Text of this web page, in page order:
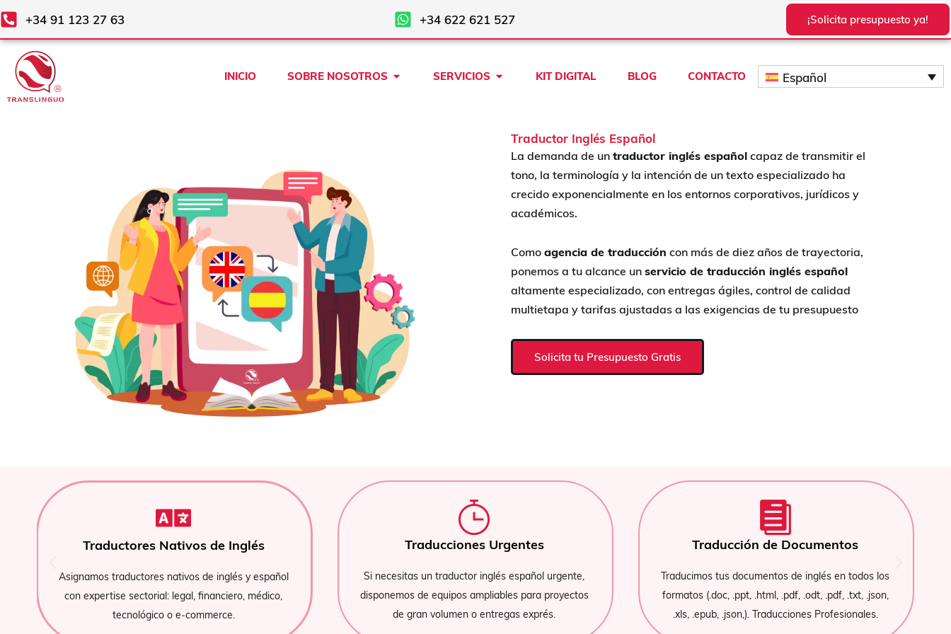
Ir
al
contenido
+34 91 123 27 63 +34 622 621 527 ¡Solicita presupuesto ya!
INICIO SOBRE NOSOTROS Open SOBRE NOSOTROS
SERVICIOS Open SERVICIOS
KIT DIGITAL BLOG CONTACTO Español
Traductor Inglés Español
La demanda de un traductor inglés español capaz de transmitir el
tono, la terminología y la intención de un texto especializado ha
crecido exponencialmente en los entornos corporativos, jurídicos y
académicos.
Como agencia de traducción con más de diez años de trayectoria,
ponemos a tu alcance un servicio de traducción inglés español
altamente especializado, con entregas ágiles, control de calidad
multietapa y tarifas ajustadas a las exigencias de tu presupuesto
Solicita tu Presupuesto Gratis
de Inglés
nativos de inglés y español
legal, financiero, médico,
o e‑commerce.
Traducciones Urgentes
Si necesitas un traductor inglés español urgente,
disponemos de equipos ampliables para proyectos
de gran volumen o entregas exprés.
Traducción de Documentos
Traducimos tus documentos de inglés en todos los
formatos (.doc, .ppt, .html, .pdf, .odt, .pdf, .txt, .json,
.xls, .epub, .json,). Traducciones Profesionales.
Implementamos acuerdos de
que protegen tus documentos.
garantía